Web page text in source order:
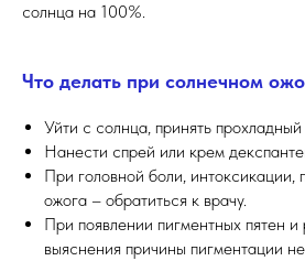
солнца на 100%.
Что делать при солнечном
Уйти с солнца, принять
Нанести спрей или крем
При головной боли, интоксикации,
ожога – обратиться к врачу.
При появлении пигментных пятен и
выяснения причины пигментации